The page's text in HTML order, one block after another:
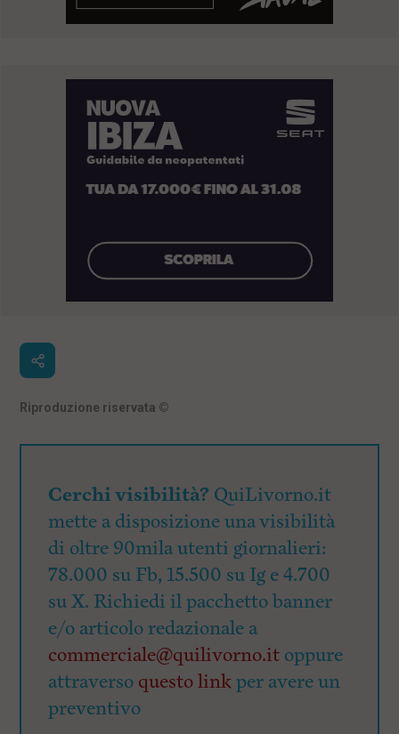
Riproduzione riservata ©
Cerchi visibilità? QuiLivorno.it
mette a disposizione una visibilità
di oltre 90mila utenti giornalieri:
78.000 su Fb, 15.500 su Ig e 4.700
su X. Richiedi il pacchetto banner
e/o articolo redazionale a
commerciale@quilivorno.it oppure
attraverso questo linkper avere un
preventivo